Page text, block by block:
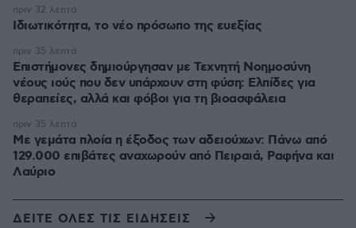
Ιδιωτικότητα, το νέο πρόσωπο της ευεξίας
πριν 32 λεπτά
Επιστήμονες δημιούργησαν με Τεχνητή Νοημοσύνη
νέους ιούς που δεν υπάρχουν στη φύση: Ελπίδες για
θεραπείες, αλλά και φόβοι για τη βιοασφάλεια
πριν 35 λεπτά
Με γεμάτα πλοία η έξοδος των αδειούχων: Πάνω από
129.000 επιβάτες αναχωρούν από Πειραιά, Ραφήνα και
Λαύριο
πριν 35 λεπτά
ΔΕΙΤΕ ΟΛΕΣ ΤΙΣ ΕΙΔΗΣΕΙΣ